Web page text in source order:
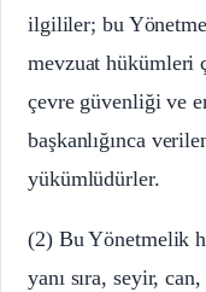
ilgililer; bu
mevzuat hükümleri
çevre güvenliği ve
başkanlığınca
yükümlüdürler.
(2) Bu Yönetmelik
yanı sıra, seyir,